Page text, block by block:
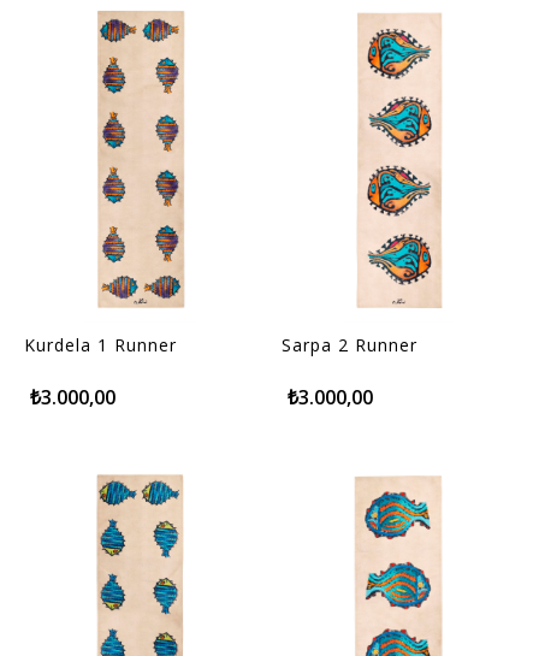
Kurdela 1 Runner
₺3.000,00
Sarpa 2 Runner
₺3.000,00